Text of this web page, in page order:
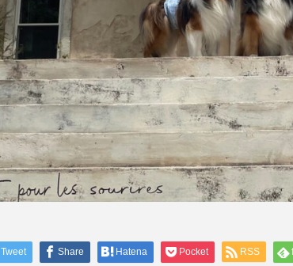
お問い合わせ
Tweet Share Hatena Pocket RSS
愛犬とおでかけ(公園･施設etc)
【和歌山市】dog run cafe pic「開放
人工芝のドッグランがあるカフェ♪」